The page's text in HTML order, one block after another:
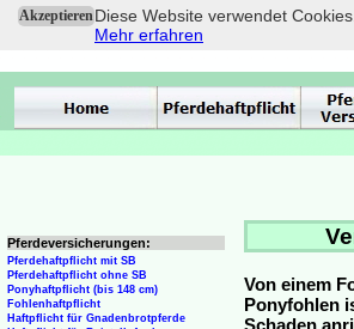
AkzeptierenDiese Website verwendet
Mehr erfahren
Von einem
Ponyfohlen
Pferdeversicherungen:
Pferdehaftpflicht mit SB
Pferdehaftpflicht ohne SB
Ponyhaftpflicht (bis 148 cm)
Fohlenhaftpflicht
Haftpflicht für Gnadenbrotpferde